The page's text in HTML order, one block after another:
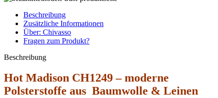
Beschreibung
Zusätzliche Informationen
Über: Chivasso
Fragen zum Produkt?
Beschreibung
Hot Madison CH1249 – moderne
Polsterstoffe aus Baumwolle & Leinen